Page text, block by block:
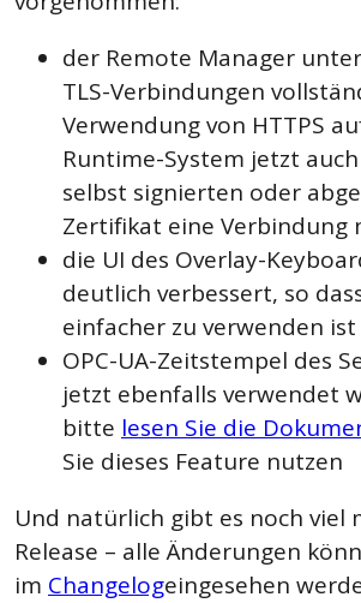
der Remote Manager
TLS-Verbindungen
Verwendung von HTTPS
Runtime-System jetzt
selbst signierten oder
Zertifikat eine Verbindung
die UI des Overlay-
deutlich verbessert, so
einfacher zu verwenden ist
OPC-UA-Zeitstempel des
jetzt ebenfalls verwendet
bitte lesen Sie die
Sie dieses Feature nutzen
Und natürlich gibt es noch viel
Release – alle Änderungen
im Changelogeingesehen